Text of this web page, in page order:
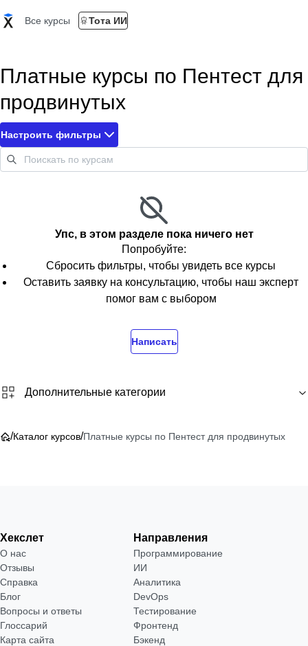
Все курсы Тота ИИ
Платные курсы по Пентест для
продвинутых
Настроить фильтры
Упс, в этом разделе пока ничего нет
Попробуйте:
Сбросить фильтры, чтобы увидеть все курсы
Оставить заявку на консультацию, чтобы наш эксперт
помог вам с выбором
Написать
Дополнительные категории
/Каталог курсов/Платные курсы по Пентест для продвинутых
Хекслет
О нас
Отзывы
Справка
Блог
Вопросы и ответы
Глоссарий
Карта сайта
Направления
Программирование
ИИ
Аналитика
DevOps
Тестирование
Фронтенд
Бэкенд